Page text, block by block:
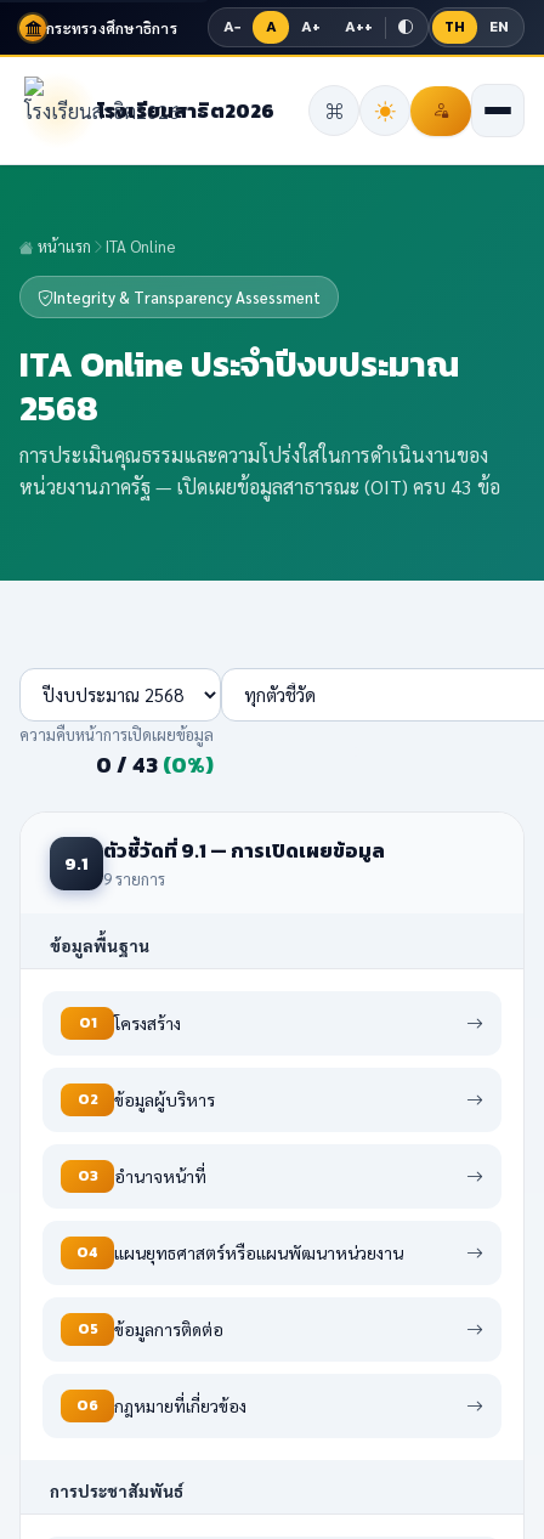
กระทรวงศึกษาธิการ A− A A+ A++ TH EN
โรงเรียนสาธิต2026
หน้าแรก ITA Online
Integrity & Transparency Assessment
ITA Online ประจำปีงบประมาณ
2568
การประเมินคุณธรรมและความโปร่งใสในการดำเนินงานของ
หน่วยงานภาครัฐ — เปิดเผยข้อมูลสาธารณะ (OIT) ครบ 43 ข้อ
ความคืบหน้าการเปิดเผยข้อมูล
0 / 43(0%)
9.1 ตัวชี้วัดที่ 9.1 — การเปิดเผยข้อมูล
9 รายการ
ข้อมูลพื้นฐาน
O1 โครงสร้าง
O2 ข้อมูลผู้บริหาร
O3 อำนาจหน้าที่
O4 แผนยุทธศาสตร์หรือแผนพัฒนาหน่วยงาน
O5 ข้อมูลการติดต่อ
O6 กฎหมายที่เกี่ยวข้อง
การประชาสัมพันธ์